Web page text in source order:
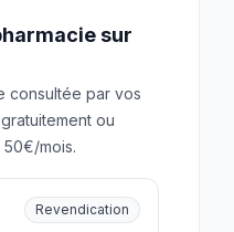
sur
consultée par vos
ou
mois.
Revendication